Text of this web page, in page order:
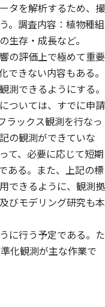
タを解析するため、撮
。調査内容：植物種組
生存・成長など。
の評価上で極めて重要
できない内容もある。
測できるようにする。
ついては、すでに申請
ラックス観測を行なっ
の観測ができていな
て、必要に応じて短期
ある。また、上記の標
できるように、観測拠
びモデリング研究も本
に行う予定である。た
化観測が主な作業で